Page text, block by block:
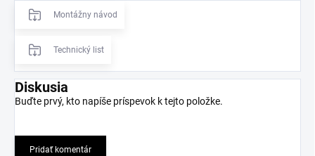
Montážny návod
Technický list
Diskusia
Buďte prvý, kto napíše príspevok k tejto položke.
Pridať komentár